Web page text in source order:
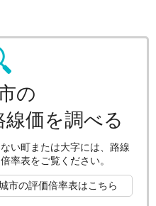
の
価を調べる
い町または大字には、路線
率表をご覧ください。
市の評価倍率表はこちら